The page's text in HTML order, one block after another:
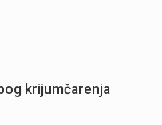
krijumčarenja